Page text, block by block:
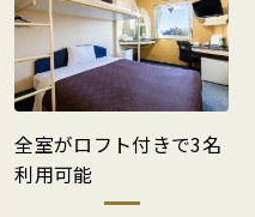
全室がロフト付きで3名
利用可能